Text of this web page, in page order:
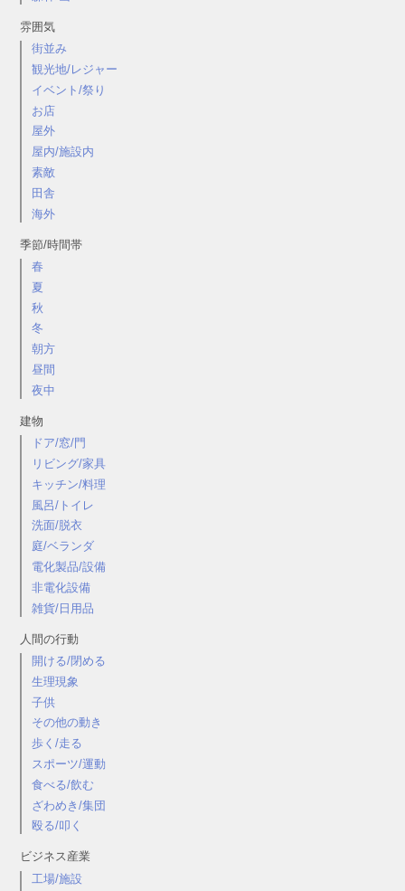
雰囲気
街並み
観光地/レジャー
イベント/祭り
お店
屋外
屋内/施設内
素敵
田舎
海外
季節/時間帯
春
夏
秋
冬
朝方
昼間
夜中
建物
ドア/窓/門
リビング/家具
キッチン/料理
風呂/トイレ
洗面/脱衣
庭/ベランダ
電化製品/設備
非電化設備
雑貨/日用品
人間の行動
開ける/閉める
生理現象
子供
その他の動き
歩く/走る
スポーツ/運動
食べる/飲む
ざわめき/集団
殴る/叩く
ビジネス産業
工場/施設